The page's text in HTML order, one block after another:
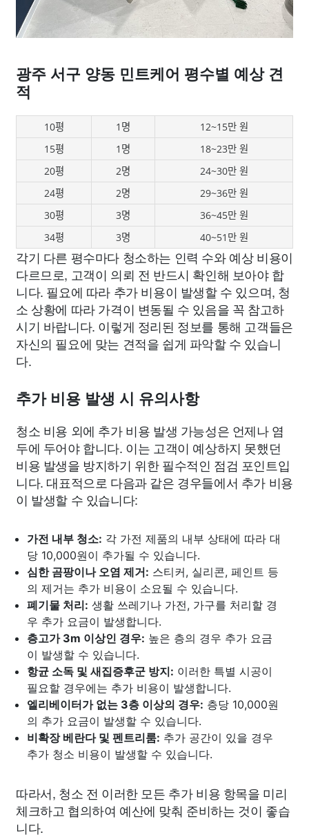
광주 서구 양동 민트케어 평수별 예상 견
적
10평 1명
12~15만 원
15평
1명
18~23만 원
20평
2명
24~30만 원
24평
2명
29~36만 원
30평
3명
36~45만 원
34평
3명 40~51만 원
각기 다른 평수마다 청소하는 인력 수와 예상 비용이
다르므로, 고객이 의뢰 전 반드시 확인해 보아야 합
니다. 필요에 따라 추가 비용이 발생할 수 있으며, 청
소 상황에 따라 가격이 변동될 수 있음을 꼭 참고하
시기 바랍니다. 이렇게 정리된 정보를 통해 고객들은
자신의 필요에 맞는 견적을 쉽게 파악할 수 있습니
다.
추가 비용 발생 시 유의사항
청소 비용 외에 추가 비용 발생 가능성은 언제나 염
두에 두어야 합니다. 이는 고객이 예상하지 못했던
비용 발생을 방지하기 위한 필수적인 점검 포인트입
니다. 대표적으로 다음과 같은 경우들에서 추가 비용
이 발생할 수 있습니다:
가전 내부 청소: 각 가전 제품의 내부 상태에 따라 대
당 10,000원이 추가될 수 있습니다.
심한 곰팡이나 오염 제거: 스티커, 실리콘, 페인트 등
의 제거는 추가 비용이 소요될 수 있습니다.
폐기물 처리: 생활 쓰레기나 가전, 가구를 처리할 경
우 추가 요금이 발생합니다.
층고가 3m 이상인 경우: 높은 층의 경우 추가 요금
이 발생할 수 있습니다.
항균 소독 및 새집증후군 방지: 이러한 특별 시공이
필요할 경우에는 추가 비용이 발생합니다.
엘리베이터가 없는 3층 이상의 경우: 층당 10,000원
의 추가 요금이 발생할 수 있습니다.
비확장 베란다 및 펜트리룸: 추가 공간이 있을 경우
추가 청소 비용이 발생할 수 있습니다.
따라서, 청소 전 이러한 모든 추가 비용 항목을 미리
체크하고 협의하여 예산에 맞춰 준비하는 것이 좋습
니다.